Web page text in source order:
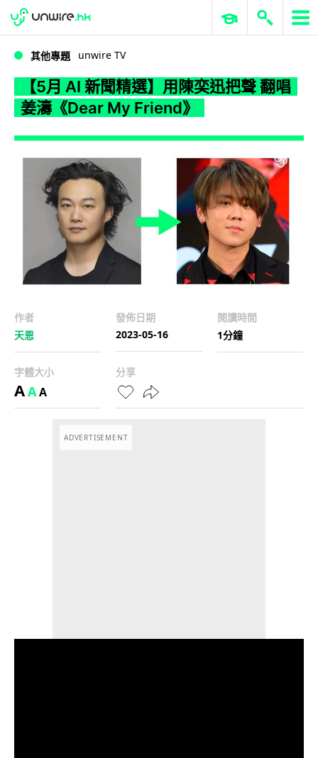
WWDC 2026 ERP 與商業 AI
其他專題 unwire TV
【5月 AI 新聞精選】用陳奕迅把聲 翻唱
姜濤《Dear My Friend》
作者
天恩
發佈日期
2023-05-16
閱讀時間
1分鐘
字體大小
AAA
分享
ADVERTISEMENT